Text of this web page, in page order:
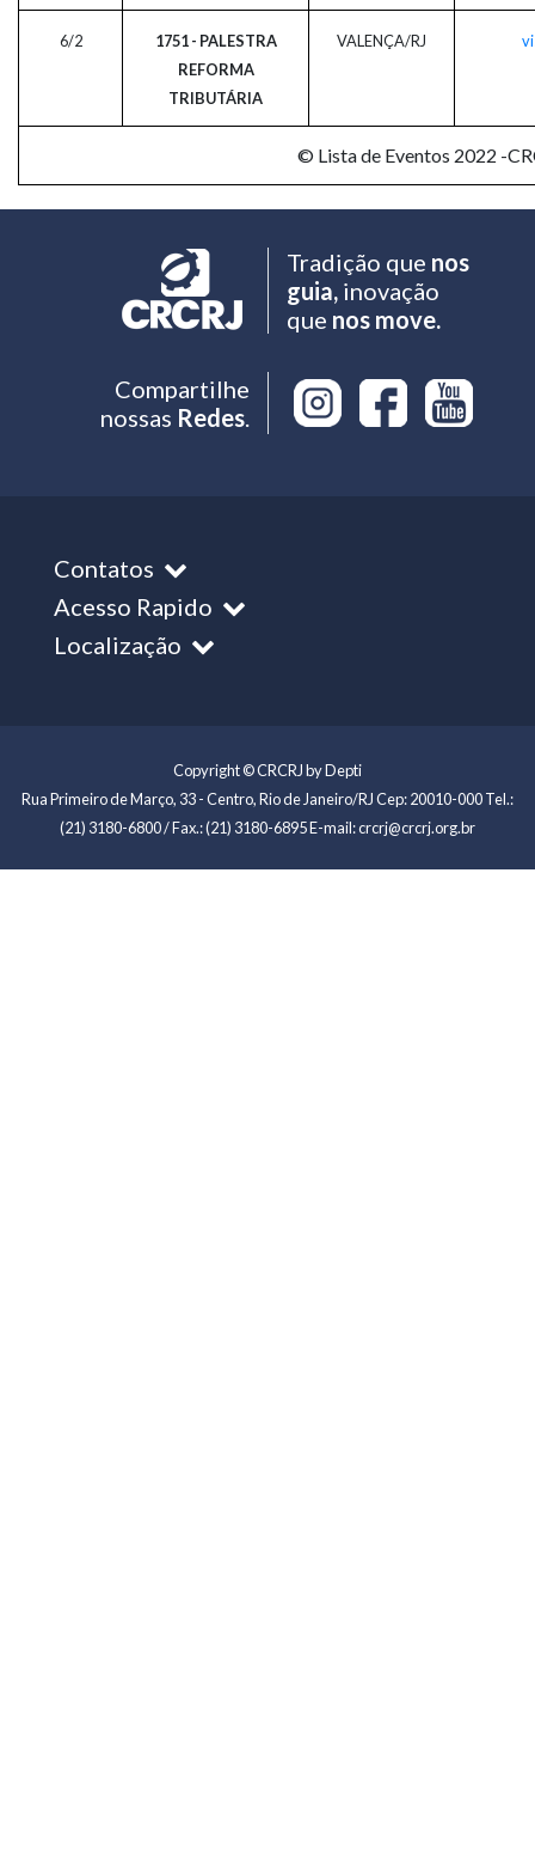
6/2
1751 - PALESTRA
REFORMA
TRIBUTÁRIA
VALENÇA/RJ
© Lista de Eventos 2022 -
Tradição que nos
guia,inovação
que nos move.
Compartilhe
nossas Redes.
Contatos
Acesso Rapido
Localização
Copyright © CRCRJ by Depti
Rua Primeiro de Março, 33 - Centro, Rio de Janeiro/RJ Cep: 20010-000 Tel.:
(21) 3180-6800 / Fax.: (21) 3180-6895 E-mail: crcrj@crcrj.org.br